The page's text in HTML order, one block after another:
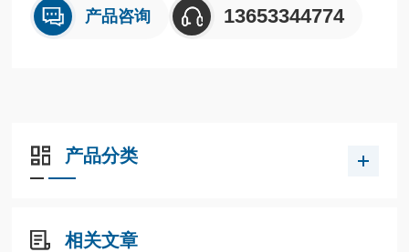
产品咨询 13653344774
产品分类
相关文章